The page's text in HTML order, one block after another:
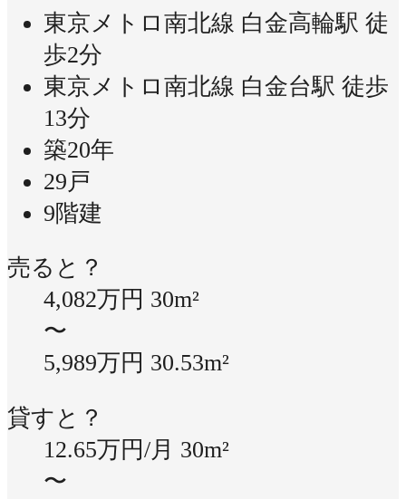
東京メトロ南北線 白金高輪駅 徒
歩2分
東京メトロ南北線 白金台駅 徒歩
13分
築20年
29戸
9階建
売ると？
4,082万円 30m²
〜
5,989万円 30.53m²
貸すと？
12.65万円/月 30m²
〜